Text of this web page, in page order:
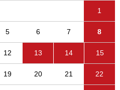
1
5 6 7 8
12 13 14 15
19 20 21 22